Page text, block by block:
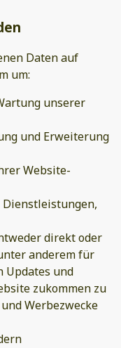
Daten auf
um:
unserer
und Erweiterung
Website-
direkt oder
anderem für
Updates und
zukommen zu
Werbezwecke